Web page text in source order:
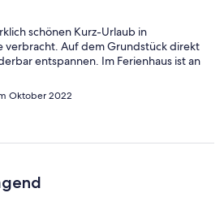
schönen Kurz-Urlaub in
verbracht. Auf dem Grundstück direkt
entspannen. Im Ferienhaus ist an
Oktober 2022